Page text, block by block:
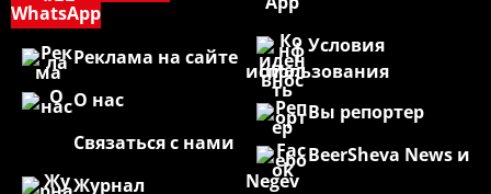
Условия
использования
Вы репортер
BeerSheva News и
Negev
WhatsApp
Реклама на сайте
О нас
Связаться с нами
Журнал